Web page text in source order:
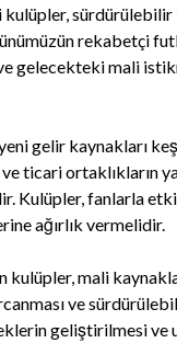
rekabetçi
gelecekteki mali
gelir kaynakları
ticari ortaklıkların
Kulüpler, fanlarla
ağırlık vermelidir.
mali
ve
geliştirilmesi